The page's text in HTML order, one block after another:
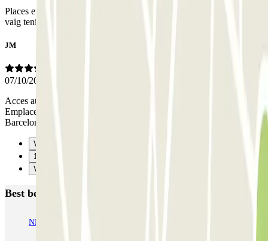
Places en forma estranya però amplies. Molta llum i netedat. No
vaig tenir contacte amb el personal, no em va caldre
JM
07/10/2025
Acces au parking avec sorties multiples sans pronleme.
Emplacements et allees plus larges que dans beaucoup de parking a
Barcelone.
Vorige
1
Verzenden
Best beoordeelde parkeergarages in Barcelona
NN Santaló